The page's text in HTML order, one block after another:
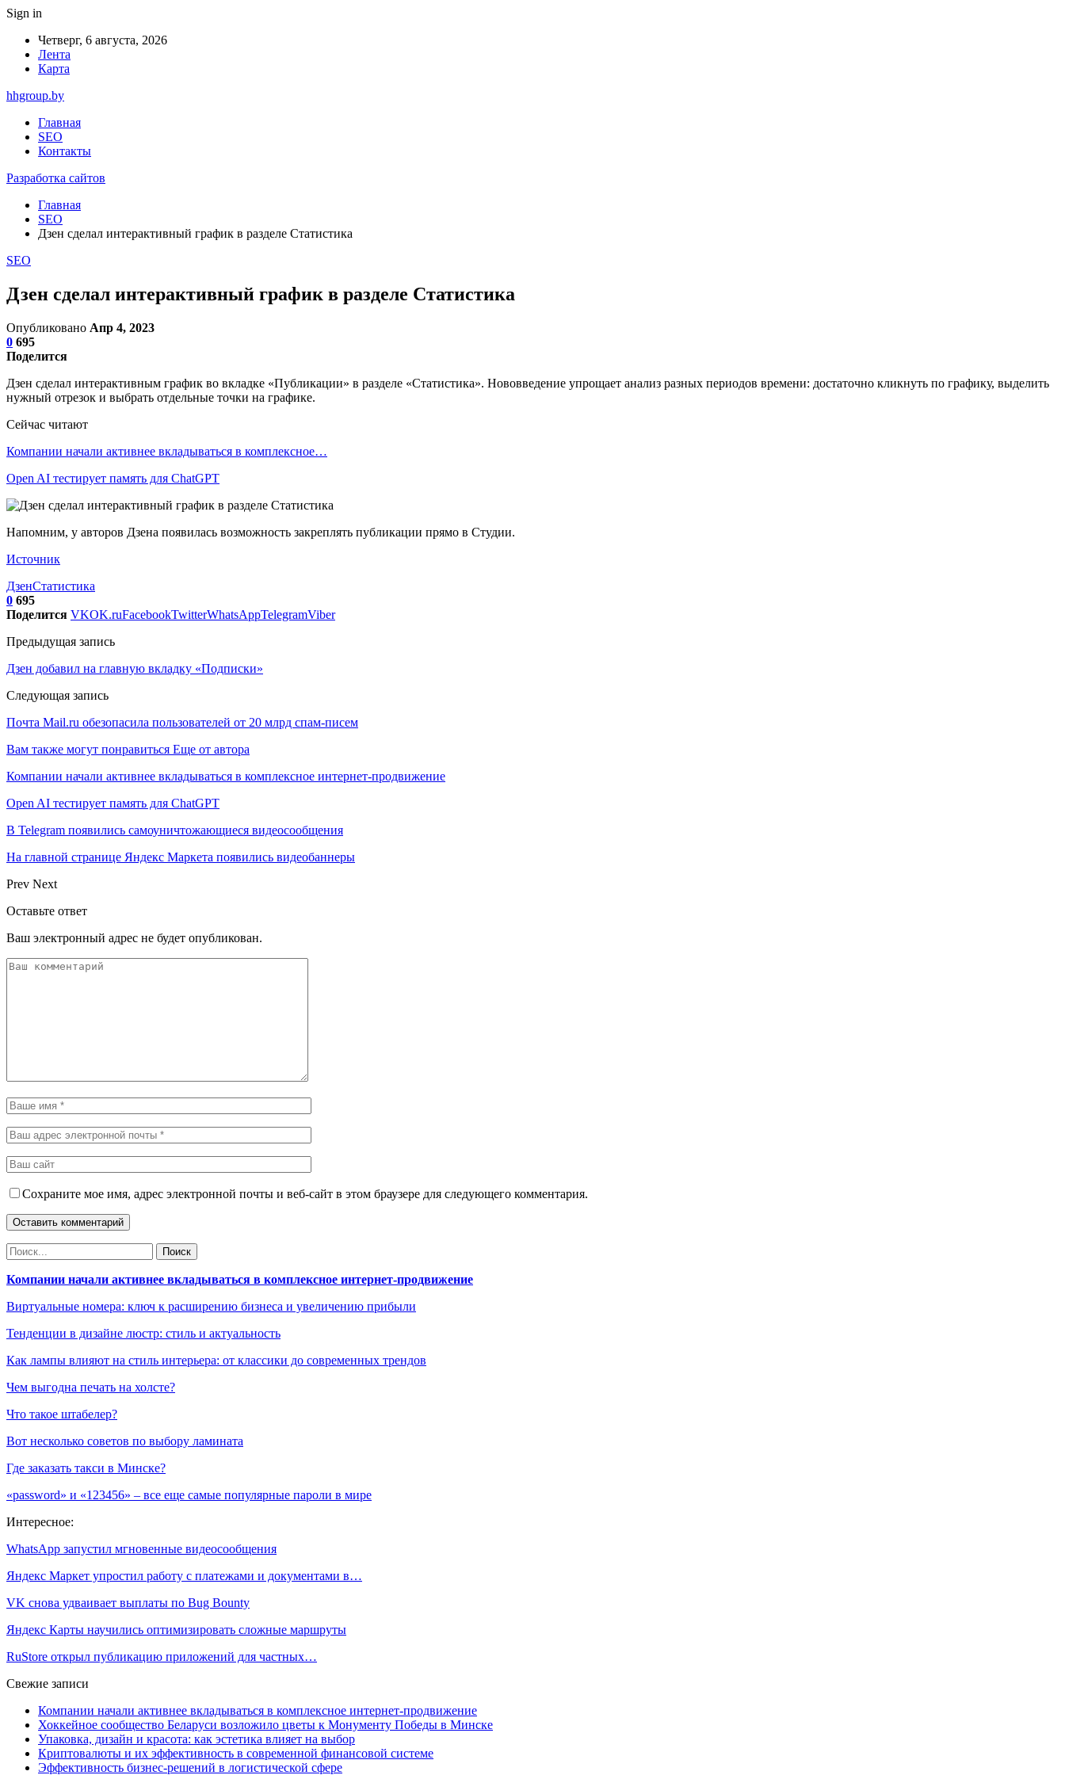
Sign in
Четверг, 6 августа, 2026
Лента
Карта
hhgroup.by
Главная
SEO
Контакты
Разработка сайтов
Главная
SEO
Дзен сделал интерактивный график в разделе Статистика
SEO
Дзен сделал интерактивный график в разделе Статистика
Опубликовано Апр 4, 2023
0 695
Поделится
Дзен сделал интерактивным график во вкладке «Публикации» в разделе «Статистика». Нововведение упрощает анализ разных периодов времени: достаточно кликнуть по графику, выделить
нужный отрезок и выбрать отдельные точки на графике.
Сейчас читают
Компании начали активнее вкладываться в комплексное…
Open AI тестирует память для ChatGPT
Напомним, у авторов Дзена появилась возможность закреплять публикации прямо в Студии.
Источник
ДзенСтатистика
0 695
Поделится VKOK.ruFacebookTwitterWhatsAppTelegramViber
Предыдущая запись
Дзен добавил на главную вкладку «Подписки»
Следующая запись
Почта Mail.ru обезопасила пользователей от 20 млрд спам-писем
Вам также могут понравиться Еще от автора
Компании начали активнее вкладываться в комплексное интернет-продвижение
Open AI тестирует память для ChatGPT
В Telegram появились самоуничтожающиеся видеосообщения
На главной странице Яндекс Маркета появились видеобаннеры
Prev Next
Оставьте ответ
Ваш электронный адрес не будет опубликован.
Сохраните мое имя, адрес электронной почты и веб-сайт в этом браузере для следующего комментария.
Компании начали активнее вкладываться в комплексное интернет-продвижение
Виртуальные номера: ключ к расширению бизнеса и увеличению прибыли
Тенденции в дизайне люстр: стиль и актуальность
Как лампы влияют на стиль интерьера: от классики до современных трендов
Чем выгодна печать на холсте?
Что такое штабелер?
Вот несколько советов по выбору ламината
Где заказать такси в Минске?
«password» и «123456» – все еще самые популярные пароли в мире
Интересное:
WhatsApp запустил мгновенные видеосообщения
Яндекс Маркет упростил работу с платежами и документами в…
VK снова удваивает выплаты по Bug Bounty
Яндекс Карты научились оптимизировать сложные маршруты
RuStore открыл публикацию приложений для частных…
Свежие записи
Компании начали активнее вкладываться в комплексное интернет-продвижение
Хоккейное сообщество Беларуси возложило цветы к Монументу Победы в Минске
Упаковка, дизайн и красота: как эстетика влияет на выбор
Криптовалюты и их эффективность в современной финансовой системе
Эффективность бизнес-решений в логистической сфере